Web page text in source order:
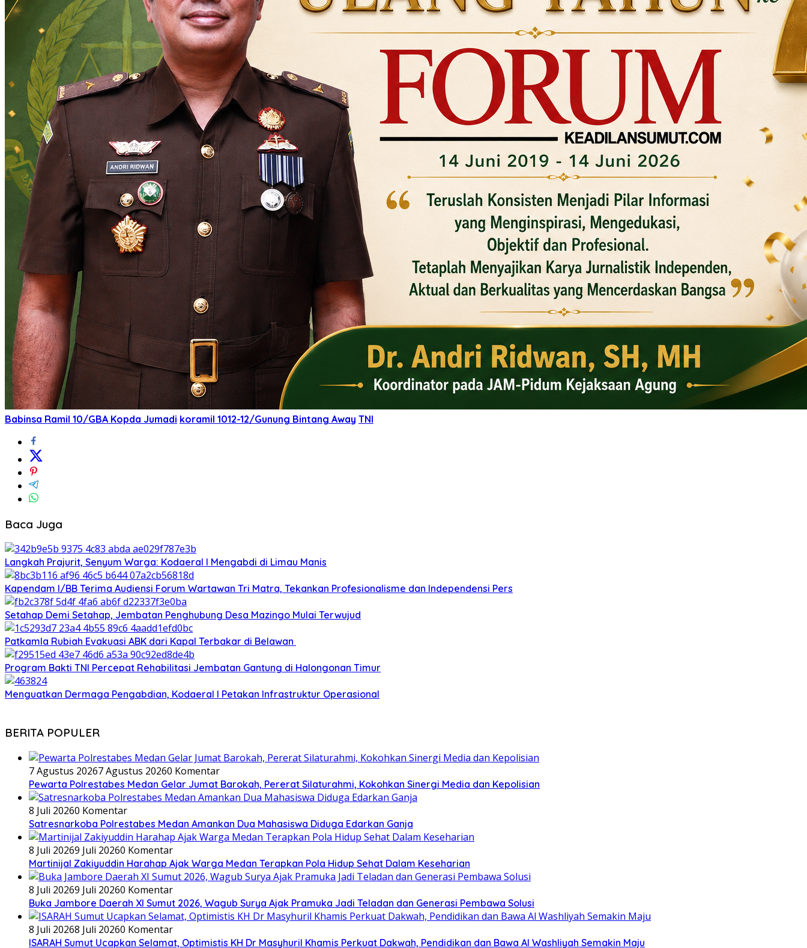
Babinsa Ramil 10/GBA Kopda Jumadi koramil 1012-12/Gunung Bintang Away TNI
Baca Juga
‎Langkah Prajurit, Senyum Warga: Kodaeral I Mengabdi di Limau Manis
Kapendam I/BB Terima Audiensi Forum Wartawan Tri Matra, Tekankan Profesionalisme dan Independensi Pers
Setahap Demi Setahap, Jembatan Penghubung Desa Mazingo Mulai Terwujud
Patkamla Rubiah Evakuasi ABK dari Kapal Terbakar di Belawan
Program Bakti TNI Percepat Rehabilitasi Jembatan Gantung di Halongonan Timur
Menguatkan Dermaga Pengabdian, Kodaeral I Petakan Infrastruktur Operasional
BERITA POPULER
7 Agustus 20267 Agustus 20260 Komentar
Pewarta Polrestabes Medan Gelar Jumat Barokah, Pererat Silaturahmi, Kokohkan Sinergi Media dan Kepolisian
8 Juli 20260 Komentar
Satresnarkoba Polrestabes Medan Amankan Dua Mahasiswa Diduga Edarkan Ganja
8 Juli 20269 Juli 20260 Komentar
Martinijal Zakiyuddin Harahap Ajak Warga Medan Terapkan Pola Hidup Sehat Dalam Keseharian
8 Juli 20269 Juli 20260 Komentar
Buka Jambore Daerah XI Sumut 2026, Wagub Surya Ajak Pramuka Jadi Teladan dan Generasi Pembawa Solusi
8 Juli 20268 Juli 20260 Komentar
ISARAH Sumut Ucapkan Selamat, Optimistis KH Dr Masyhuril Khamis Perkuat Dakwah, Pendidikan dan Bawa Al Washliyah Semakin Maju